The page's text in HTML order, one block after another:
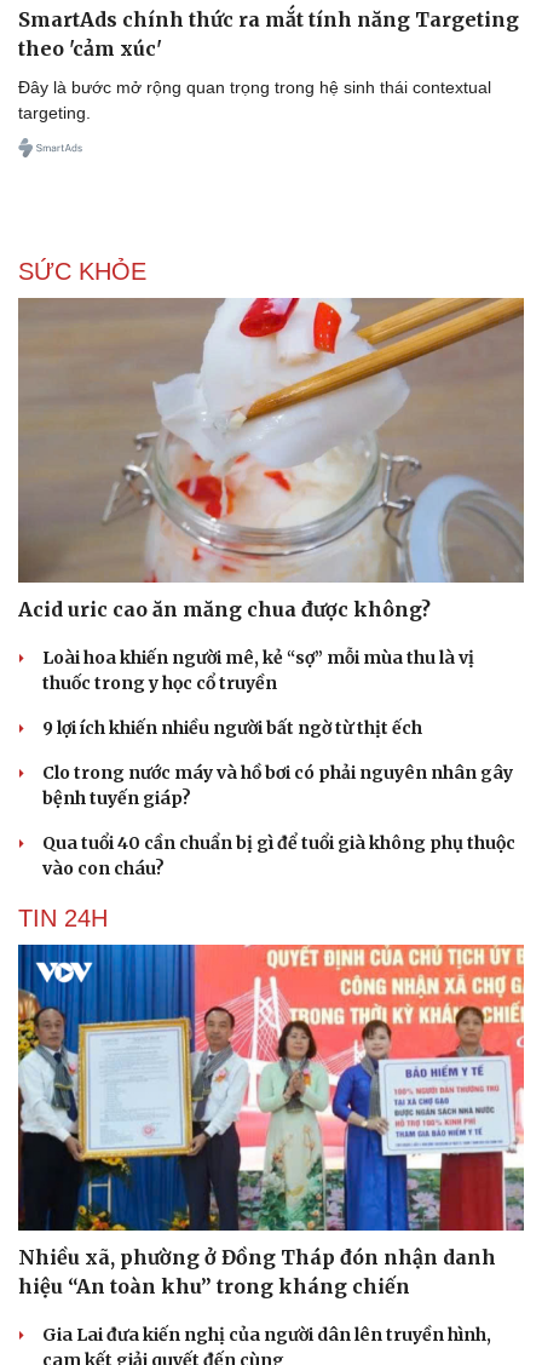
Văn hóa
Văn học
Âm nhạc
Thời trang
SmartAds chính thức ra mắt tính năng Targeting
theo 'cảm xúc'
Đây là bước mở rộng quan trọng trong hệ sinh thái contextual
targeting.
SỨC KHỎE
Acid uric cao ăn măng chua được không?
Loài hoa khiến người mê, kẻ “sợ” mỗi mùa thu là vị
thuốc trong y học cổ truyền
9 lợi ích khiến nhiều người bất ngờ từ thịt ếch
Clo trong nước máy và hồ bơi có phải nguyên nhân gây
bệnh tuyến giáp?
Qua tuổi 40 cần chuẩn bị gì để tuổi già không phụ thuộc
vào con cháu?
TIN 24H
Nhiều xã, phường ở Đồng Tháp đón nhận danh
hiệu “An toàn khu” trong kháng chiến
Gia Lai đưa kiến nghị của người dân lên truyền hình,
cam kết giải quyết đến cùng